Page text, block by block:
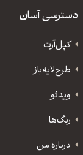
دسترسی آسان
کپل‌آرت
طرح‌لایه‌باز
ویدئو
رنگ‌ها
درباره من